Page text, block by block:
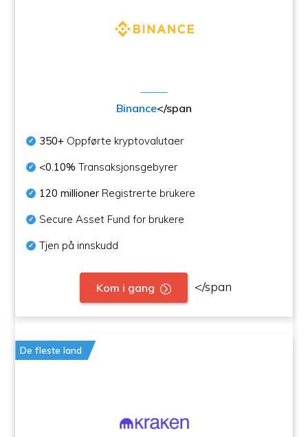
Binance</span
350+ Oppførte kryptovalutaer
<0.10% Transaksjonsgebyrer
120 millioner Registrerte brukere
Secure Asset Fund for brukere
Tjen på innskudd
Kom i gang </span
De fleste land